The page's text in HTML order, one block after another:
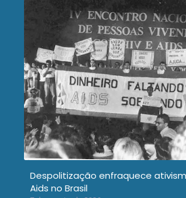
Despolitização enfraquece
Aids no Brasil